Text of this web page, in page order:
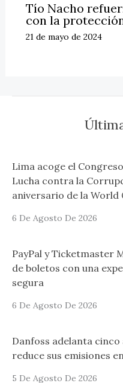
Tío Nacho
con la
21 de mayo de 2024
Lima acoge el
Lucha contra la
aniversario de la World
6 De Agosto De 2026
PayPal y Ticketmaster
de boletos con una
segura
6 De Agosto De 2026
Danfoss adelanta
reduce sus emisiones
5 De Agosto De 2026